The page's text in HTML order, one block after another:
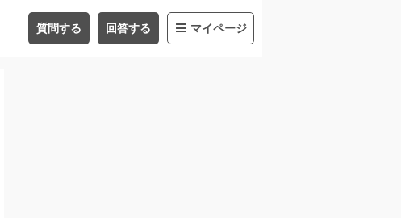
質問する 回答する マイページ